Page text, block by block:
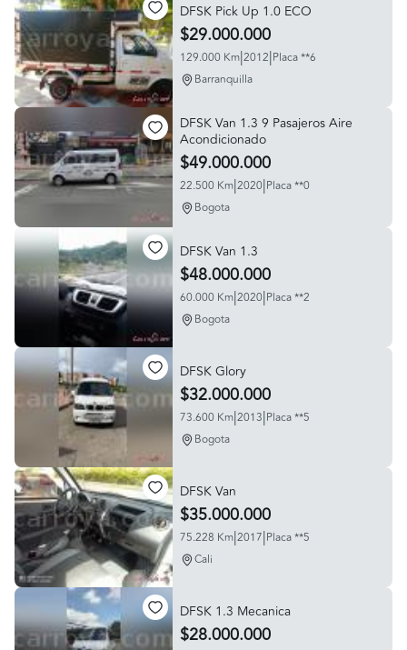
DFSK Pick Up 1.0 ECO
$29.000.000
129.000 Km|2012|Placa **6
Barranquilla
DFSK Van 1.3 9 Pasajeros Aire
Acondicionado
$49.000.000
22.500 Km|2020|Placa **0
Bogota
DFSK Van 1.3
$48.000.000
60.000 Km|2020|Placa **2
Bogota
DFSK Glory
$32.000.000
73.600 Km|2013|Placa **5
Bogota
DFSK Van
$35.000.000
75.228 Km|2017|Placa **5
Cali
DFSK 1.3 Mecanica
$28.000.000